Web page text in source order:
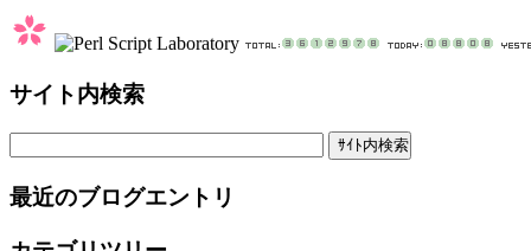
サイト内検索
最近のブログエントリ